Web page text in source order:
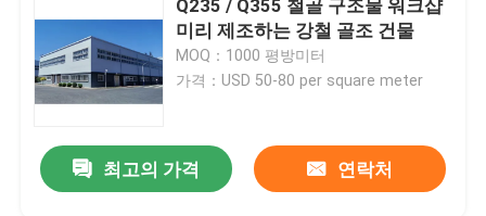
동영상
우리에 대하여
Q235 / Q355 철골 구조물 워크샵
미리 제조하는 강철 골조 건물
MOQ：1000 평방미터
가격：USD 50-80 per square meter
최고의 가격 연락처